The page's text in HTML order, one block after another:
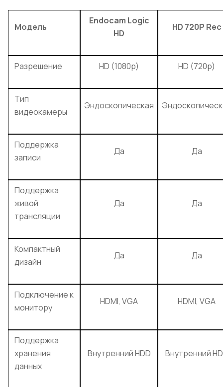
Модель
Endocam Logic
HD
HD 720P Rec
Разрешение HD (1080p) HD (720p)
Тип
видеокамеры
Эндоскопическая
Поддержка
записи
Да Да
Поддержка
живой
трансляции
Да Да
Компактный
дизайн
Да Да
Подключение к
монитору
HDMI, VGA HDMI, VGA
Поддержка
хранения
данных
Внутренний HDD Внутренний